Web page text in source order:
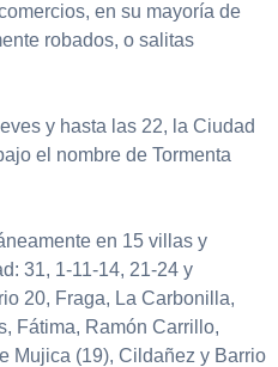
en su mayoría de
robados, o salitas
y hasta las 22, la Ciudad
el nombre de Tormenta
en 15 villas y
31, 1-11-14, 21-24 y
20, Fraga, La Carbonilla,
Fátima, Ramón Carrillo,
Mujica (19), Cildañez y Barrio